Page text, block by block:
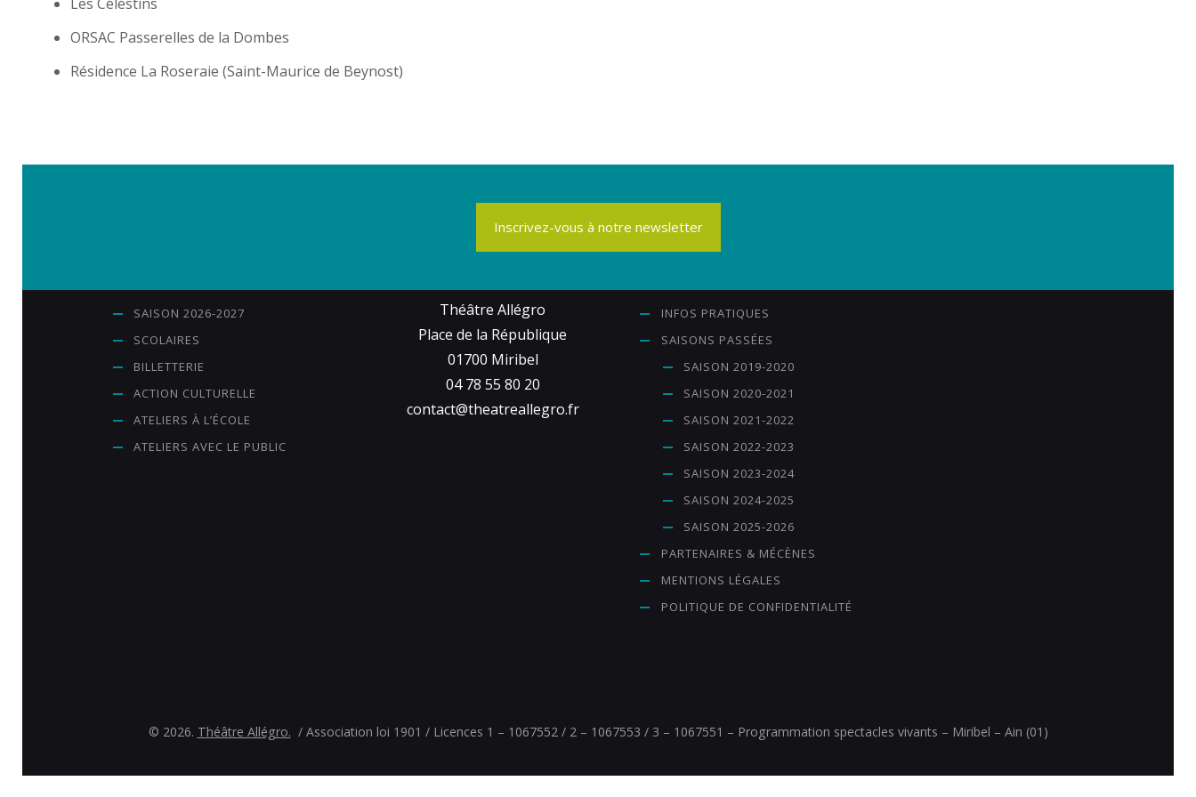
ORSAC Passerelles de la Dombes
Résidence La Roseraie (Saint-Maurice de Beynost)
Inscrivez-vous à notre newsletter
SAISON 2026-2027
SCOLAIRES
BILLETTERIE
ACTION CULTURELLE
ATELIERS À L’ÉCOLE
ATELIERS AVEC LE PUBLIC
Théâtre Allégro
Place de la République
01700 Miribel
04 78 55 80 20
contact@theatreallegro.fr
INFOS PRATIQUES
SAISONS PASSÉES
SAISON 2019-2020
SAISON 2020-2021
SAISON 2021-2022
SAISON 2022-2023
SAISON 2023-2024
SAISON 2024-2025
SAISON 2025-2026
PARTENAIRES & MÉCÈNES
MENTIONS LÉGALES
POLITIQUE DE CONFIDENTIALITÉ
© 2026. Théâtre Allégro. / Association loi 1901 / Licences 1 – 1067552 / 2 – 1067553 / 3 – 1067551 – Programmation spectacles vivants – Miribel – Ain (01)